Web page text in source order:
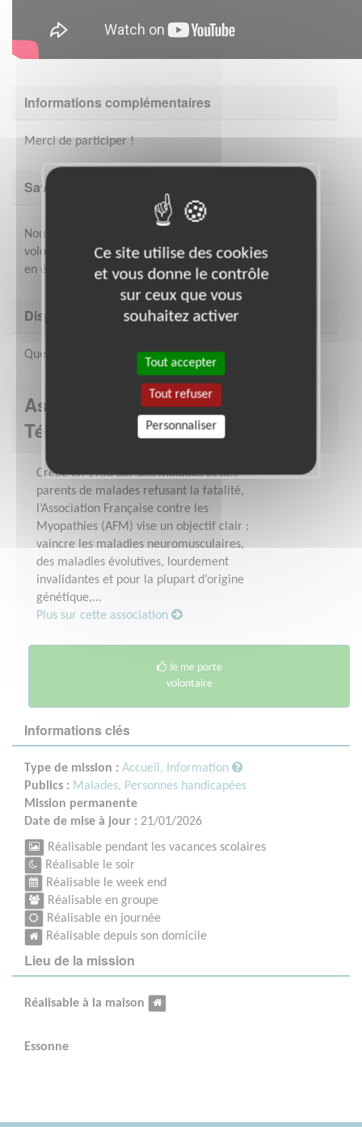
Informations complémentaires
Merci de participer !
Savoir être & compétences
Nous recherchons des personnes disponibles et
volontaires, avec un esprit d'équipe car nous travaillons
en équipe. Il faut être à l'aise à l'oral.
Disponibilité demandée
Quelques heures par semaine suivant la période
Association : AFM - Coordination
Téléthon - Essonne (Nord)
Créée en 1958 par des malades et des
parents de malades refusant la fatalité,
l’Association Française contre les
Myopathies (AFM) vise un objectif clair :
vaincre les maladies neuromusculaires,
des maladies évolutives, lourdement
invalidantes et pour la plupart d’origine
génétique,...
Plus sur cette association
Je me porte
volontaire
Informations clés
Type de mission : Accueil, Information
Publics : Malades, Personnes handicapées
Mission permanente
Date de mise à jour : 21/01/2026
Réalisable pendant les vacances scolaires
Réalisable le soir
Réalisable le week end
Réalisable en groupe
Réalisable en journée
Réalisable depuis son domicile
Lieu de la mission
Réalisable à la maison
Essonne
Ce site utilise des cookies
et vous donne le contrôle
sur ceux que vous
souhaitez activer
Tout accepter
Tout refuser
Personnaliser